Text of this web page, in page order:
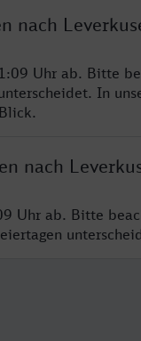
nach
Uhr ab. Bitte
In
nach
Uhr ab. Bitte